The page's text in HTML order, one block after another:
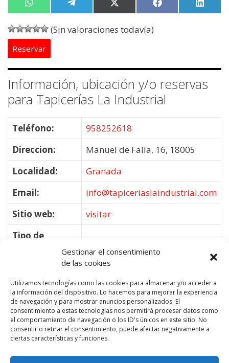
Gestionar el consentimiento
de las cookies
Utilizamos tecnologías como las cookies para almacenar y/o acceder a
la información del dispositivo. Lo hacemos para mejorar la experiencia
de navegación y para mostrar anuncios personalizados. El
consentimiento a estas tecnologías nos permitirá procesar datos como
el comportamiento de navegación o los ID's únicos en este sitio. No
consentir o retirar el consentimiento, puede afectar negativamente a
ciertas características y funciones.
Compartir
en
W
h
a
t
s
A
p
p
Compartir
en
e
l
e
m
Compartir
en
X
(
T
w
e
)
Compartir
en
F
a
k
en
L
i
n
(Sin valoraciones todavía)
Reservar
Información, ubicación y/o reservas
para Tapicerías La Industrial
Teléfono:
958252618
Direccion:
Manuel de Falla, 16, 18005
Localidad:
Granada
Email:
info@tapiceriaslaindustrial.com
Sitio web:
visitar
Tipo de